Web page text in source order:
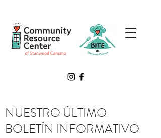
NUESTRO ÚLTIMO
BOLETÍN INFORMATIVO